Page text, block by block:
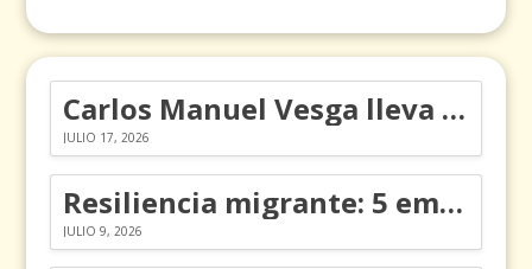
Carlos Manuel Vesga lleva el nombre de Colombia a los Emmy
JULIO 17, 2026
Resiliencia migrante: 5 emociones y cómo gestionarlas
JULIO 9, 2026